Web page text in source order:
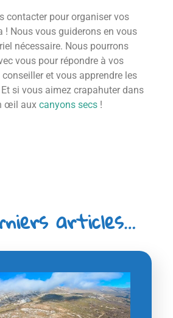
contacter pour organiser vos
! Nous vous guiderons en vous
nécessaire. Nous pourrons
vous pour répondre à vos
et vous apprendre les
si vous aimez crapahuter dans
œil aux canyons secs !
articles…